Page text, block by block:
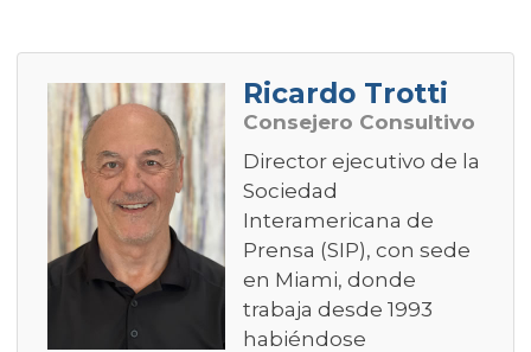
Ricardo Trotti
Consejero Consultivo
Director ejecutivo de la
Sociedad
Interamericana de
Prensa (SIP), con sede
en Miami, donde
trabaja desde 1993
habiéndose